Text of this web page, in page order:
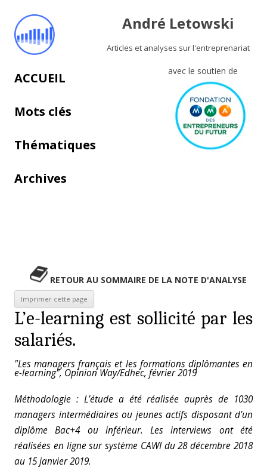
André Letowski
Articles et analyses sur l'entreprenariat
avec le soutien de
Aller au contenu principal
ACCUEIL
Mots clés
Thématiques
Archives
RETOUR AU SOMMAIRE DE LA NOTE D'ANALYSE
L’e-learning est sollicité par les
salariés.
"Les managers français et les formations diplômantes en
e-learning", Opinion Way/Edhec, février 2019
Méthodologie : L’étude a été réalisée auprès de 1030
managers intermédiaires ou jeunes actifs disposant d’un
diplôme Bac+4 ou inférieur. Les interviews ont été
réalisées en ligne sur système CAWI du 28 décembre 2018
au 15 janvier 2019.